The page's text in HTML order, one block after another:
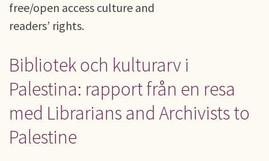
free/open access culture and
readers’ rights.
Bibliotek och kulturarv i
Palestina: rapport från en resa
med Librarians and Archivists to
Palestine